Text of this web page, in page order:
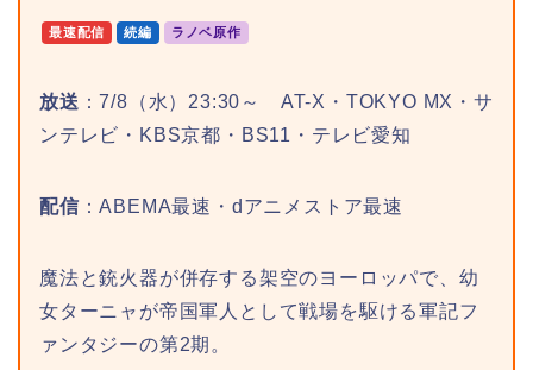
最速配信 続編 ラノベ原作
放送 ：7/8（水）23:30～ AT-X・TOKYO MX・サ
ンテレビ・KBS京都・BS11・テレビ愛知
配信 ：ABEMA最速・dアニメストア最速
魔法と銃火器が併存する架空のヨーロッパで、幼
女ターニャが帝国軍人として戦場を駆ける軍記フ
ァンタジーの第2期。